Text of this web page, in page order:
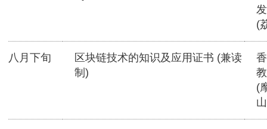
(
八月下旬
区块链技术的知识及应用证书 (兼读
制)
(